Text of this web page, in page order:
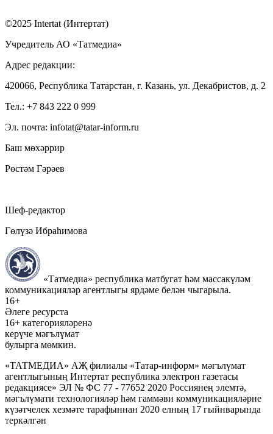
©2025 Intertat (Интертат)
Учредитель АО «Татмедиа»
Адрес редакции:
420066, Республика Татарстан, г. Казань, ул. Декабристов, д. 2
Тел.: +7 843 222 0 999
Эл. почта: infotat@tatar-inform.ru
Баш мөхәррир
Рөстәм Гәрәев
Шеф-редактор
Гөлүзә Ибраһимова
«Татмедиа» республика матбугат һәм массакүләм
коммуникацияләр агентлыгы ярдәме белән чыгарыла.
16+
Әлеге ресурста
16+ категорияләренә
керүче мәгълүмат
булырга мөмкин.
«ТАТМЕДИА» АҖ филиалы «Татар-информ» мәгълүмат
агентлыгының Интертат республика электрон газетасы
редакциясе» ЭЛ № ФС 77 - 77652 2020 Россиянең элемтә,
мәгълүмати технологияләр һәм гаммәви коммуникацияләрне
күзәтчелек хезмәте тарафыннан 2020 елның 17 гыйнварында
теркәлгән